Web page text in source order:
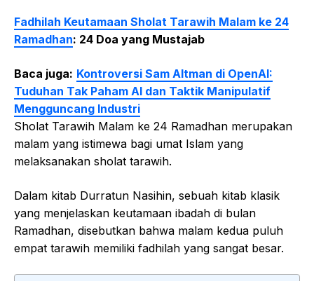
Fadhilah Keutamaan Sholat Tarawih Malam ke 24
Ramadhan: 24 Doa yang Mustajab
Baca juga: Kontroversi Sam Altman di OpenAI:
Tuduhan Tak Paham AI dan Taktik Manipulatif
Mengguncang Industri
Sholat Tarawih Malam ke 24 Ramadhan merupakan
malam yang istimewa bagi umat Islam yang
melaksanakan sholat tarawih.
Dalam kitab Durratun Nasihin, sebuah kitab klasik
yang menjelaskan keutamaan ibadah di bulan
Ramadhan, disebutkan bahwa malam kedua puluh
empat tarawih memiliki fadhilah yang sangat besar.